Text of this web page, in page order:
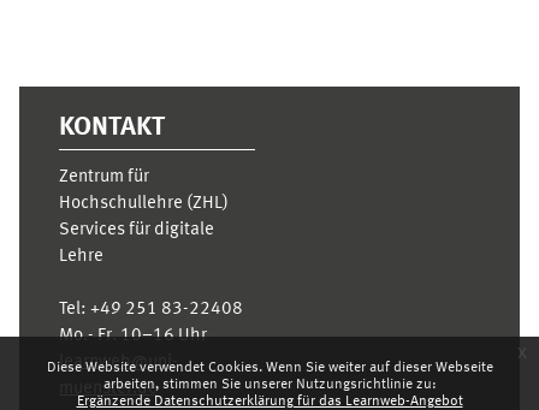
Diese Website verwendet Cookies. Wenn Sie weiter auf dieser Webseite
arbeiten, stimmen Sie unserer Nutzungsrichtlinie zu:
Ergänzende Datenschutzerklärung für das Learnweb-Angebot
x
KONTAKT
Zentrum für
Hochschullehre (ZHL)
Services für digitale
Lehre
Tel: +49 251 83-22408
Mo.- Fr. 10–16 Uhr
learnweb@uni-
muenster.de